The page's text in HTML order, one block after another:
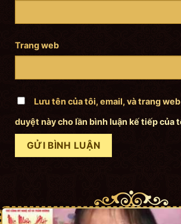
Trang web
Lưu tên của tôi, email, và trang
duyệt này cho lần bình luận kế tiếp của